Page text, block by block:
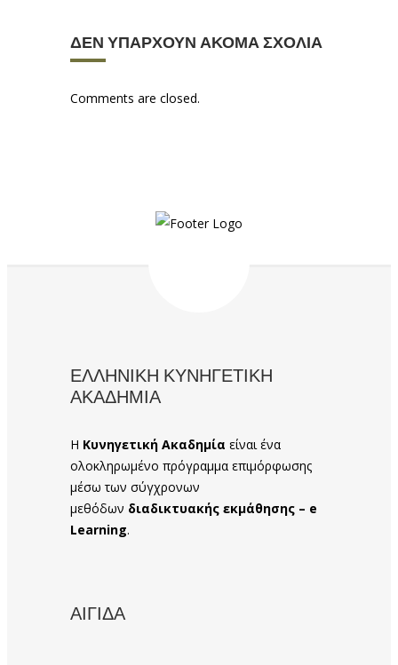
ΔΕΝ ΥΠΆΡΧΟΥΝ ΑΚΌΜΑ ΣΧΌΛΙΑ
Comments are closed.
ΕΛΛΗΝΙΚΗ ΚΥΝΗΓΕΤΙΚΗ
ΑΚΑΔΗΜΙΑ
Η Κυνηγετική Ακαδημία είναι ένα
ολοκληρωμένο πρόγραμμα επιμόρφωσης
μέσω των σύγχρονων
μεθόδων διαδικτυακής εκμάθησης – e
Learning.
ΑΙΓΙΔΑ